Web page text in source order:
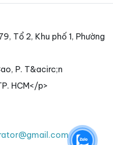
Tổ 2, Khu phố 1, Phường
P. T&acirc;n
HCM</p>